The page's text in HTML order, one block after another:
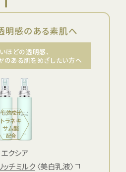
明感のある素肌へ
ほどの透明感、
のある肌をめざしたい方へ
有効成分
トラネキ
サム酸
配合
エクシア
ッチミルク 〈美白乳液〉